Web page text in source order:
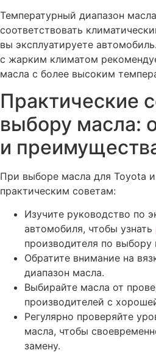
Температурный диапазон
соответствовать
вы эксплуатируете
с жарким климатом
масла с более высоким
Практические
выбору масла:
и
При выборе масла для Toyota
практическим советам:
Изучите руководство по
автомобиля, чтобы узнать
производителя по выбору
Обратите внимание на
диапазон масла.
Выбирайте масла от
производителей с
Регулярно проверяйте
масла, чтобы
замену.